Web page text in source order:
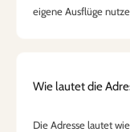
eigene Ausflüge
Wie lautet die
Die Adresse lautet